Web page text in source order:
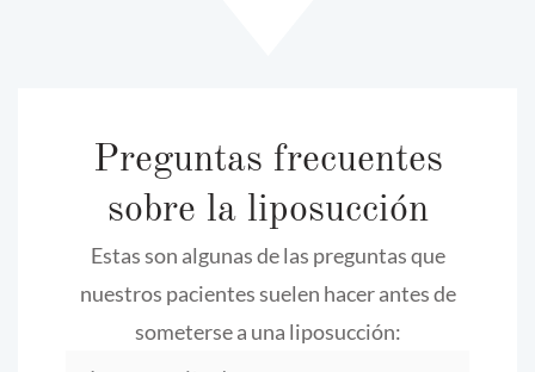
Preguntas frecuentes
sobre la liposucción
Estas son algunas de las preguntas que
nuestros pacientes suelen hacer antes de
someterse a una liposucción: